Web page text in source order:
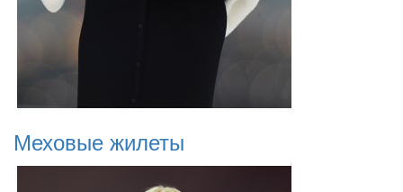
Меховые жилеты